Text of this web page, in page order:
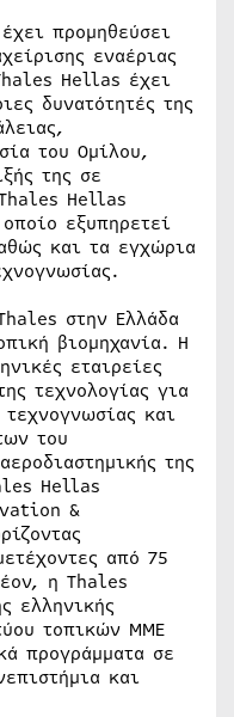
προμηθεύσει
εναέριας
Hellas έχει
δυνατότητές της
του Ομίλου,
της σε
Hellas
εξυπηρετεί
και τα εγχώρια
στην Ελλάδα
βιομηχανία. Η
εταιρείες
τεχνολογίας για
και
του
της
Hellas
&
από 75
η Thales
ελληνικής
τοπικών ΜΜΕ
προγράμματα σε
και